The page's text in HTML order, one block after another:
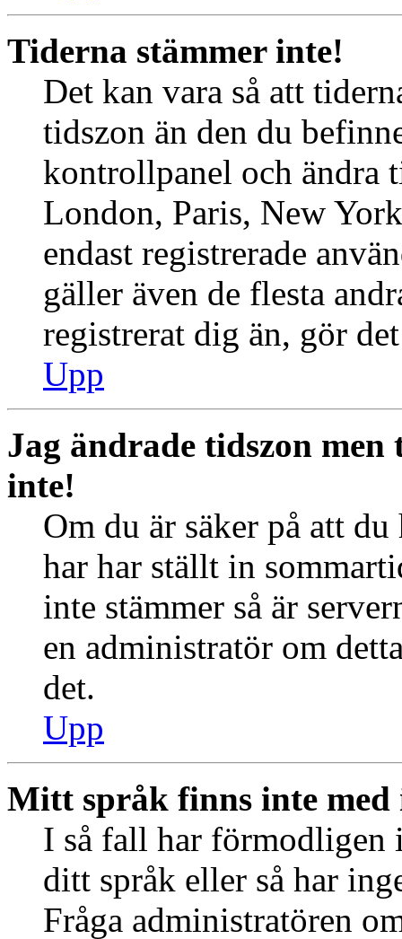
Tiderna stämmer inte!
Det kan vara så att
tidszon än den du
kontrollpanel och ändra
London, Paris, New
endast registrerade
gäller även de flesta
registrerat dig än, gör
Upp
Jag ändrade tidszon
inte!
Om du är säker på att
har har ställt in
inte stämmer så är
en administratör om
det.
Upp
Mitt språk finns inte med
I så fall har förmodligen
ditt språk eller så har
Fråga administratören